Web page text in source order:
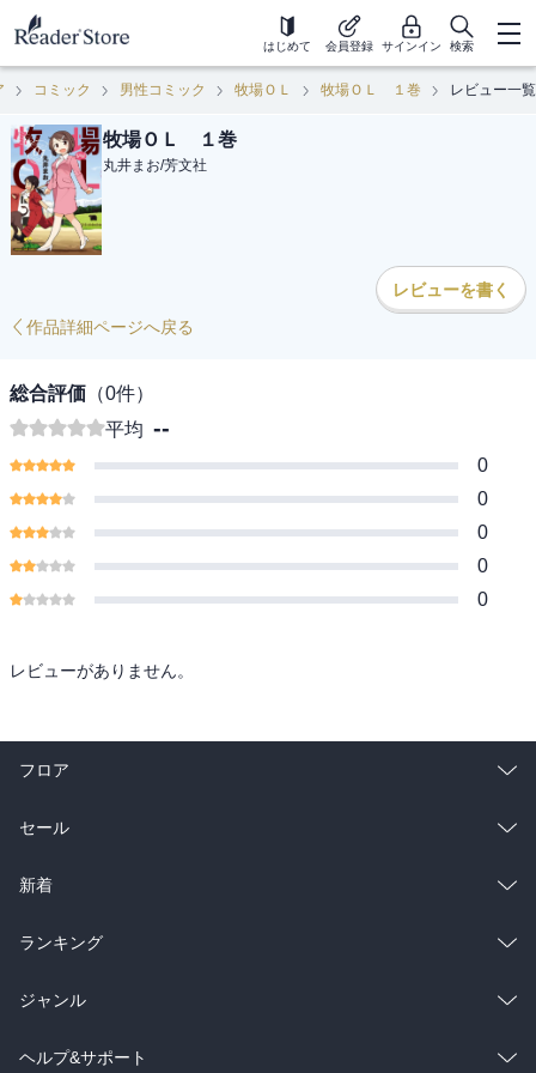
はじめて 会員登録 サインイン 検索
コミック 男性コミック 牧場ＯＬ 牧場ＯＬ １巻 レビュー一覧
牧場ＯＬ １巻
丸井まお/芳文社
レビューを書く
作品詳細ページへ戻る
総合評価 （0件）
平均 --
0
0
0
0
0
レビューがありません。
フロア
総合
ラノベ
雑誌・グラビア
BL・TL
セール
総合
ラノベ
雑誌・グラビア
BL・TL
新着
総合
ラノベ
雑誌・グラビア
ランキング
総合
ラノベ
ジャンル
コミック
ヘルプ&サポート